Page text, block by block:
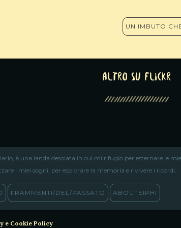
UN IMBUTO
altro su Flickr
è una landa desolata in cui mi rifugio per esternare le
i miei sogni, per esplorare la memoria e rivivere i ricordi.
FRAMMENTI/DEL/PASSATO ABOUTEIPHI
e Cookie Policy